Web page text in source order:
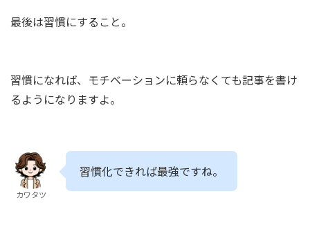
最後は習慣にすること。
習慣になれば、モチベーションに頼らなくても記事を書け
るようになりますよ。
カワタツ
習慣化できれば最強ですね。